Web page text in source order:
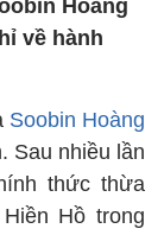
Hoàng
về hành
Soobin Hoàng
Sau nhiều lần
thức thừa
Hồ trong